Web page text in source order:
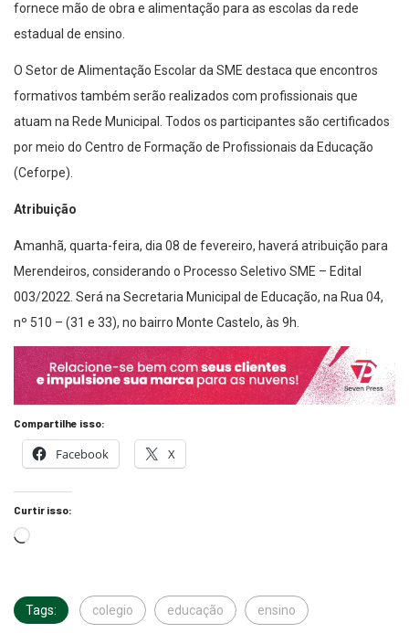
fornece mão de obra e alimentação para as escolas da rede
estadual de ensino.
O Setor de Alimentação Escolar da SME destaca que encontros
formativos também serão realizados com profissionais que
atuam na Rede Municipal. Todos os participantes são certificados
por meio do Centro de Formação de Profissionais da Educação
(Ceforpe).
Atribuição
Amanhã, quarta-feira, dia 08 de fevereiro, haverá atribuição para
Merendeiros, considerando o Processo Seletivo SME – Edital
003/2022. Será na Secretaria Municipal de Educação, na Rua 04,
nº 510 – (31 e 33), no bairro Monte Castelo, às 9h.
Compartilhe isso:
Facebook X
Curtir isso:
Tags: colegio educação ensino